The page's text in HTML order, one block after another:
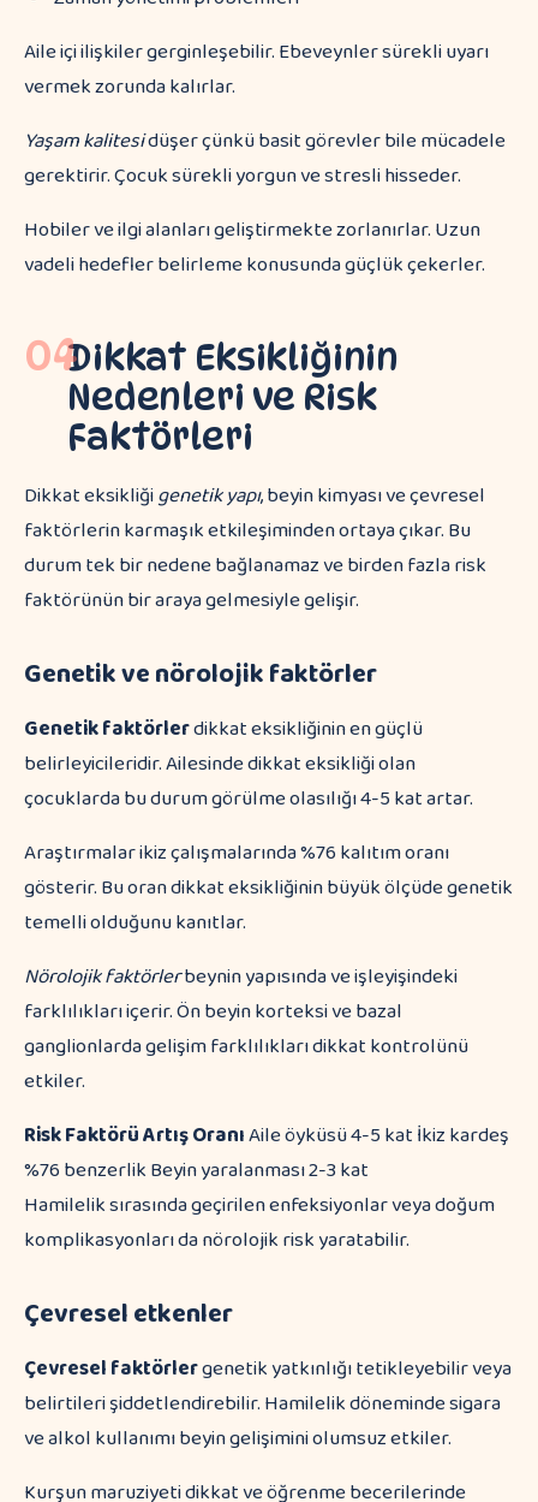
Aile içi ilişkiler gerginleşebilir. Ebeveynler sürekli uyarı
vermek zorunda kalırlar.
Yaşam kalitesidüşer çünkü basit görevler bile mücadele
gerektirir. Çocuk sürekli yorgun ve stresli hisseder.
Hobiler ve ilgi alanları geliştirmekte zorlanırlar. Uzun
vadeli hedefler belirleme konusunda güçlük çekerler.
04Dikkat Eksikliğinin
Nedenleri ve Risk
Faktörleri
Dikkat eksikliğigenetik yapı, beyin kimyası ve çevresel
faktörlerin karmaşık etkileşiminden ortaya çıkar. Bu
durum tek bir nedene bağlanamaz ve birden fazla risk
faktörünün bir araya gelmesiyle gelişir.
Genetik ve nörolojik faktörler
Genetik faktörlerdikkat eksikliğinin en güçlü
belirleyicileridir. Ailesinde dikkat eksikliği olan
çocuklarda bu durum görülme olasılığı 4-5 kat artar.
Araştırmalar ikiz çalışmalarında %76 kalıtım oranı
gösterir. Bu oran dikkat eksikliğinin büyük ölçüde genetik
temelli olduğunu kanıtlar.
Nörolojik faktörlerbeynin yapısında ve işleyişindeki
farklılıkları içerir. Ön beyin korteksi ve bazal
ganglionlarda gelişim farklılıkları dikkat kontrolünü
etkiler.
Risk FaktörüArtış OranıAile öyküsü 4-5 kat İkiz kardeş
%76 benzerlik Beyin yaralanması 2-3 kat
Hamilelik sırasında geçirilen enfeksiyonlar veya doğum
komplikasyonları da nörolojik risk yaratabilir.
Çevresel etkenler
Çevresel faktörlergenetik yatkınlığı tetikleyebilir veya
belirtileri şiddetlendirebilir. Hamilelik döneminde sigara
ve alkol kullanımı beyin gelişimini olumsuz etkiler.
Kurşun maruziyeti dikkat ve öğrenme becerilerinde